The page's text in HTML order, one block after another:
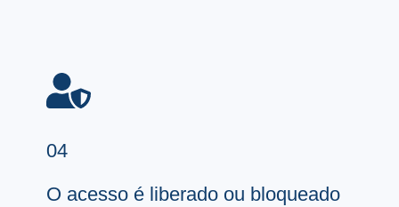
04
O acesso é liberado ou bloqueado